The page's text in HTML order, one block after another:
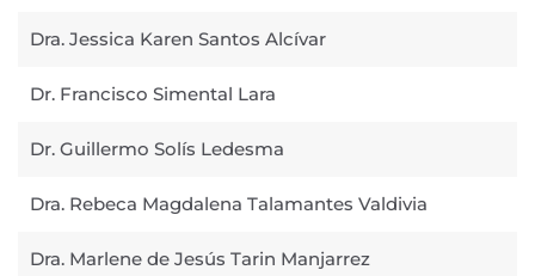
Dra. Jessica Karen Santos Alcívar
Dr. Francisco Simental Lara
Dr. Guillermo Solís Ledesma
Dra. Rebeca Magdalena Talamantes Valdivia
Dra. Marlene de Jesús Tarin Manjarrez